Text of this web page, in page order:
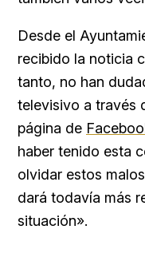
Desde el
recibido la noticia
tanto, no han
televisivo a través
página de
haber tenido esta
olvidar estos
dará todavía más
situación».